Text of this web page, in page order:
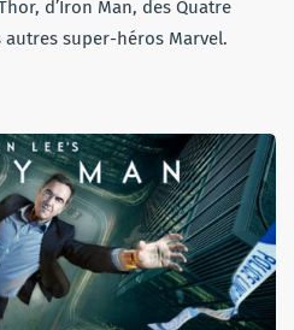
d’Iron Man, des Quatre
super-héros Marvel.